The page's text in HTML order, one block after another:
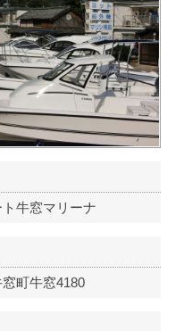
牛窓マリーナ
町牛窓4180